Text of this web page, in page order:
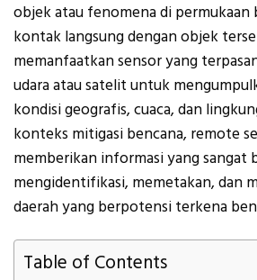
objek atau fenomena di permukaan
kontak langsung dengan objek
memanfaatkan sensor yang
udara atau satelit untuk
kondisi geografis, cuaca, dan
konteks mitigasi bencana, remote
memberikan informasi yang sangat
mengidentifikasi, memetakan, dan
daerah yang berpotensi terkena
Table of Contents